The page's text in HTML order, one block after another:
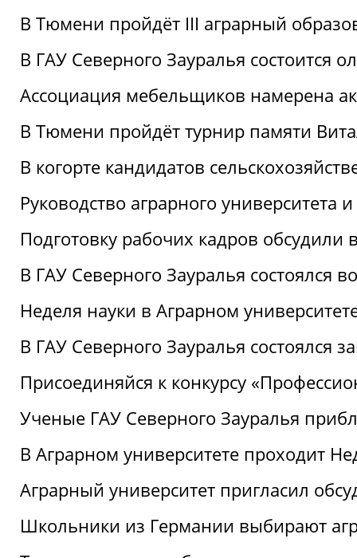
В Тюмени пройдёт III аграрный
В ГАУ Северного Зауралья состоится
Ассоциация мебельщиков намерена
В Тюмени пройдёт турнир памяти
В когорте кандидатов
Руководство аграрного
Подготовку рабочих кадров
В ГАУ Северного Зауралья состоялся
Неделя науки в Аграрном
В ГАУ Северного Зауралья
Присоединяйся к конкурсу
Ученые ГАУ Северного Зауралья
В Аграрном университете проходит
Аграрный университет пригласил
Школьники из Германии выбирают